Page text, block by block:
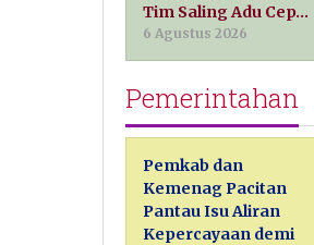
Tim Saling Adu Cep…
6 Agustus 2026
Pemerintahan
Pemkab dan
Kemenag Pacitan
Pantau Isu Aliran
Kepercayaan demi